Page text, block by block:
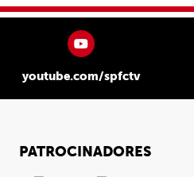
youtube.com/spfctv
PATROCINADORES